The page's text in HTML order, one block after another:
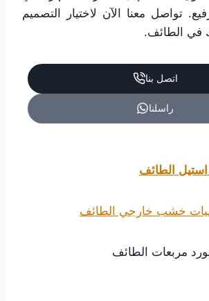
تواصل معنا الآن لاختيار التصميم
في الطائف.
اتصل بنا
راسلنا
الطائف
خشب خارجي الطائف